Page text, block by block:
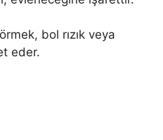
bol rızık veya
eder.